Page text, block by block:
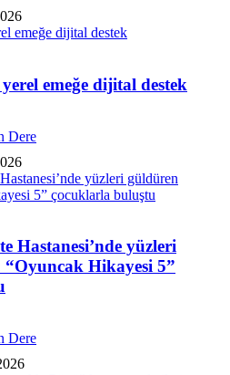
emeğe dijital destek
Dere
Hastanesi’nde yüzleri
Hikayesi 5”
Dere